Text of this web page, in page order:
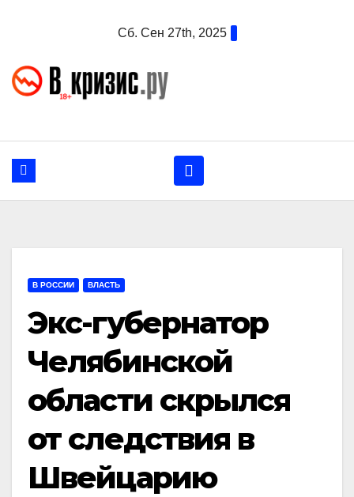
Сб. Сен 27th, 2025
В РОССИИ ВЛАСТЬ
Экс-губернатор
Челябинской
области скрылся
от следствия в
Швейцарию